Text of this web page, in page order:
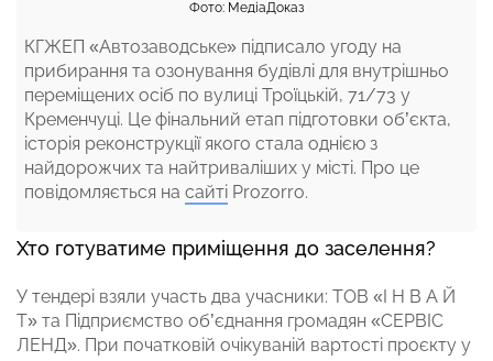
Фото: МедіаДоказ
КГЖЕП «Автозаводське» підписало угоду на
прибирання та озонування будівлі для внутрішньо
переміщених осіб по вулиці Троїцькій, 71/73 у
Кременчуці. Це фінальний етап підготовки об’єкта,
історія реконструкції якого стала однією з
найдорожчих та найтриваліших у місті. Про це
повідомляється на сайті Prozorro.
Хто готуватиме приміщення до заселення?
У тендері взяли участь два учасники: ТОВ «І Н В А Й
Т» та Підприємство об’єднання громадян «СЕРВІС
ЛЕНД». При початковій очікуваній вартості проєкту у